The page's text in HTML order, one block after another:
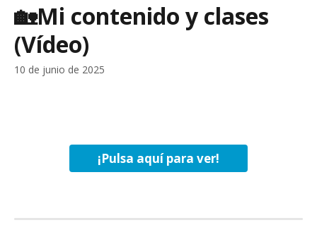
🏡Mi contenido y clases
(Vídeo)
10 de junio de 2025
¡Pulsa aquí para ver!